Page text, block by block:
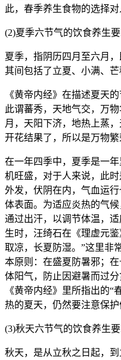
此，春季养生食物的选择
(2)夏季六节气的饮食养生
夏季，指阴历四月至六月
其间包括了立夏、小满、
《黄帝内经》在描述夏天
此谓蕃秀，天地气交，万
月，天阳下济，地热上蒸
开花结果了，所以是万物繁
在一年四季中，夏季是一
机旺盛，对于人来说，此
外发，伏阴在内，气血运
体表面。为适应炎热的气
通过出汗，以调节体温，
生时，汪绮石在《理虚元
取凉，长夏防湿。”这里非
本原则：在盛夏防暑邪；
体阳气，防止因避暑而过
《黄帝内经》里所指出的“
热的夏天，仍然要注意保
(3)秋天六节气的饮食养生
秋天，是从立秋之日起，